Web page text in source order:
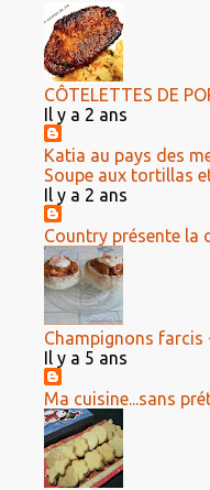
CÔTELETTES DE
Il y a 2 ans
Katia au pays des
Soupe aux tortillas
Il y a 2 ans
Country présente la
Champignons farcis
Il y a 5 ans
Ma cuisine...sans